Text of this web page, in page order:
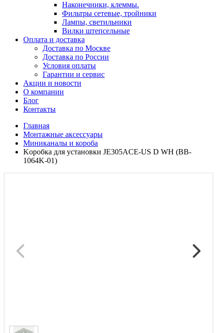
Наконечники, клеммы.
Фильтры сетевые, тройники
Лампы, светильники
Вилки штепсельные
Оплата и доставка
Доставка по Москве
Доставка по России
Условия оплаты
Гарантии и сервис
Акции и новости
О компании
Блог
Контакты
Главная
Монтажные аксессуары
Миниканалы и короба
Kоробка для установки JE305ACE-US D WH (BB-
1064K-01)